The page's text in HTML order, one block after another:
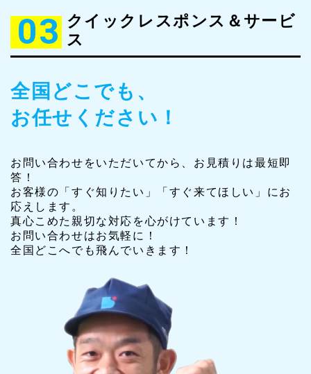
03 クイックレスポンス＆サービ
ス
全国どこでも、
お任せください！
お問い合わせをいただいてから、お見積りは最短即
答！
お客様の「すぐ知りたい」「すぐ来てほしい」にお
応えします。
真心こめた親切な対応を心がけています！
お問い合わせはお気軽に！
全国どこへでも飛んでいきます！